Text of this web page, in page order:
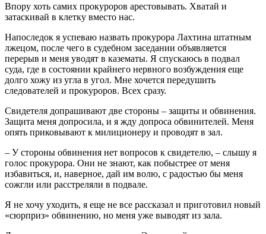
Впору хоть самих прокуроров арестовывать. Хватай и
затаскивай в клетку вместо нас.
Напоследок я успеваю назвать прокурора Лахтина штатным
лжецом, после чего в судебном заседании объявляется
перерыв и меня уводят в казематы. Я спускаюсь в подвал
суда, где в состоянии крайнего нервного возбуждения еще
долго хожу из угла в угол. Мне хочется передушить
следователей и прокуроров. Всех сразу.
Свидетеля допрашивают две стороны – защиты и обвинения.
Защита меня допросила, и я жду допроса обвинителей. Меня
опять приковывают к милиционеру и проводят в зал.
– У стороны обвинения нет вопросов к свидетелю, – слышу я
голос прокурора. Они не знают, как побыстрее от меня
избавиться, и, наверное, дай им волю, с радостью бы меня
сожгли или расстреляли в подвале.
Я не хочу уходить, я еще не все рассказал и приготовил новый
«сюрприз» обвинению, но меня уже выводят из зала.